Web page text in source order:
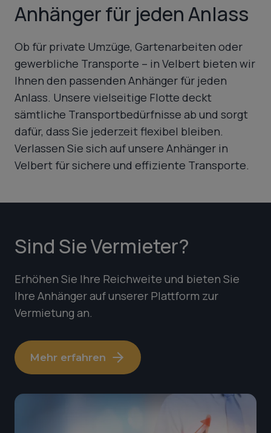
Anhänger für jeden Anlass
Ob für private Umzüge, Gartenarbeiten oder
gewerbliche Transporte – in Velbert bieten wir
Ihnen den passenden Anhänger für jeden
Anlass. Unsere vielseitige Flotte deckt
sämtliche Transportbedürfnisse ab und sorgt
dafür, dass Sie jederzeit flexibel bleiben.
Verlassen Sie sich auf unsere Anhänger in
Velbert für sichere und effiziente Transporte.
Sind Sie Vermieter?
Erhöhen Sie Ihre Reichweite und bieten Sie
Ihre Anhänger auf unserer Plattform zur
Vermietung an.
Mehr erfahren